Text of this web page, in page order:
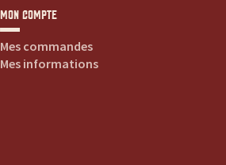
MON COMPTE
Mes commandes
Mes informations